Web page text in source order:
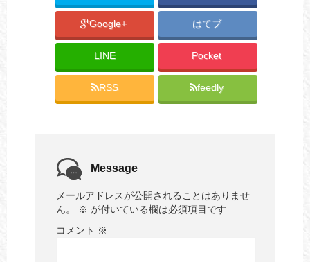
Google+ はてブ
LINE Pocket
RSS feedly
Message
メールアドレスが公開されることはありませ
ん。
※ が付いている欄は必須項目です
コメント ※